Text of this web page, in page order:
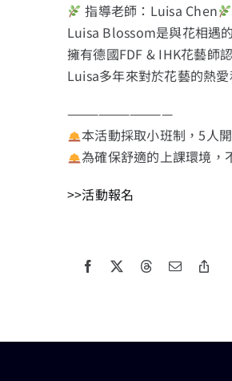
指導老師：Luisa Chen
Luisa Blossom是與花相遇
擁有德國FDF & IHK花藝師
Luisa多年來對於花藝的熱
——————————
本活動採取小班制，5
為確保舒適的上課環境，
>>活動報名